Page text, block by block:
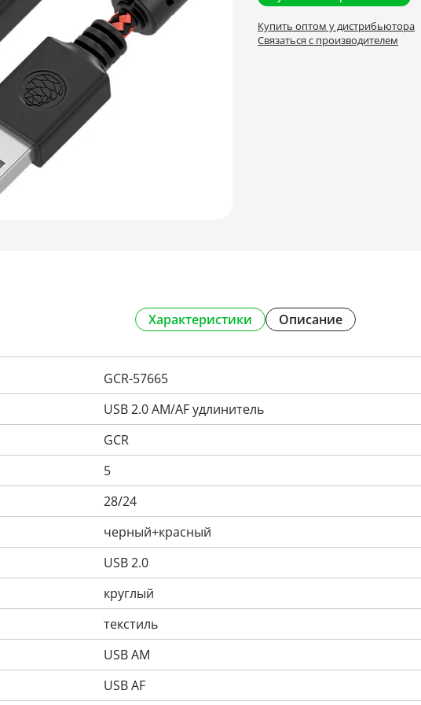
Купить оптом у дистрибьютора
Связаться с производителем
Характеристики Описание
GCR-57665
USB 2.0 AM/AF удлинитель
GCR
5
28/24
черный+красный
USB 2.0
круглый
текстиль
USB AM
USB AF